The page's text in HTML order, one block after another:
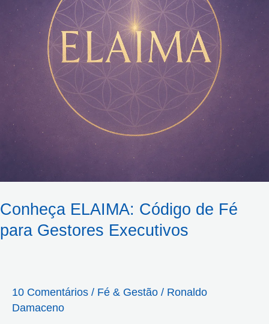
Conheça ELAIMA: Código de Fé
para Gestores Executivos
10 Comentários / Fé & Gestão / Ronaldo
Damaceno
para
Gestores
Executivos